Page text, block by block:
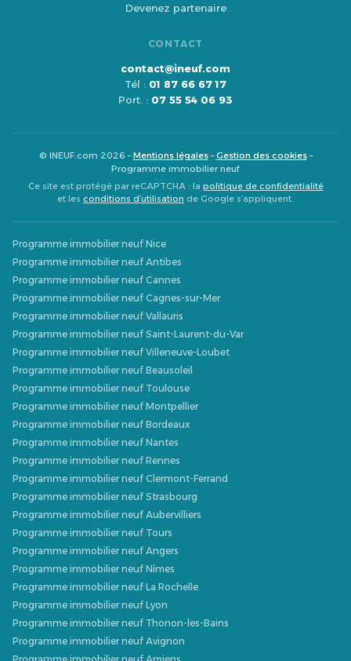
Devenez partenaire
CONTACT
contact@ineuf.com
Tél : 01 87 66 67 17
Port. : 07 55 54 06 93
© INEUF.com 2026 –Mentions légales–Gestion des cookies–
Programme immobilier neuf
Ce site est protégé par reCAPTCHA : la politique de confidentialité
et les conditions d’utilisation de Google s’appliquent.
Programme immobilier neuf Nice
Programme immobilier neuf Antibes
Programme immobilier neuf Cannes
Programme immobilier neuf Cagnes-sur-Mer
Programme immobilier neuf Vallauris
Programme immobilier neuf Saint-Laurent-du-Var
Programme immobilier neuf Villeneuve-Loubet
Programme immobilier neuf Beausoleil
Programme immobilier neuf Toulouse
Programme immobilier neuf Montpellier
Programme immobilier neuf Bordeaux
Programme immobilier neuf Nantes
Programme immobilier neuf Rennes
Programme immobilier neuf Clermont-Ferrand
Programme immobilier neuf Strasbourg
Programme immobilier neuf Aubervilliers
Programme immobilier neuf Tours
Programme immobilier neuf Angers
Programme immobilier neuf Nîmes
Programme immobilier neuf La Rochelle
Programme immobilier neuf Lyon
Programme immobilier neuf Thonon-les-Bains
Programme immobilier neuf Avignon